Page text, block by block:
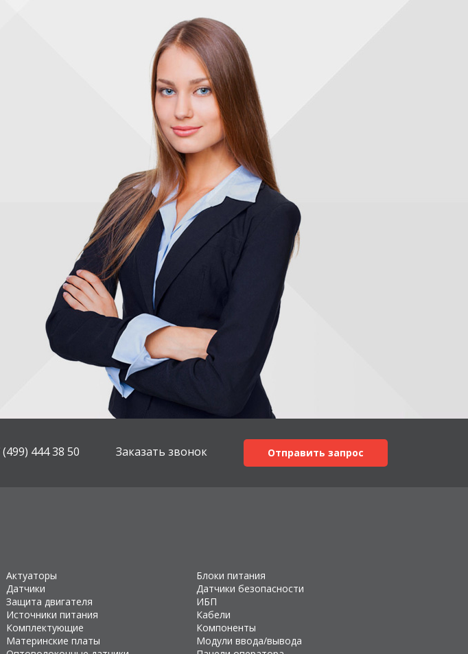
(499) 444 38 50 Заказать звонок Отправить запрос
Актуаторы
Блоки питания
Датчики
Датчики безопасности
Защита двигателя
ИБП
Источники питания
Кабели
Комплектующие
Компоненты
Материнские платы
Модули ввода/вывода